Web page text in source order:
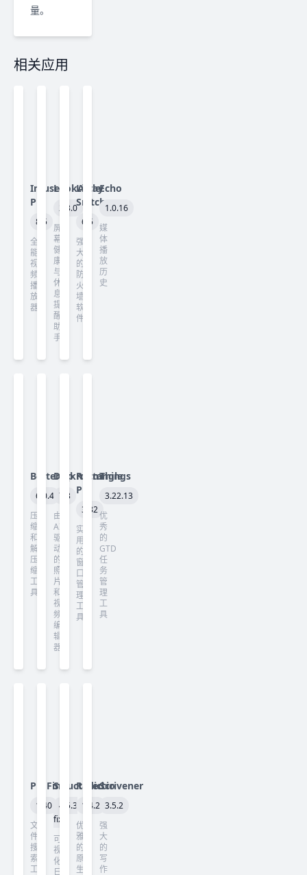
量。
相关应用
Infuse
Pro
8.5
全
能
视
频
播
放
器
LookAway
2.3.0
屏
幕
健
康
与
休
息
提
醒
助
手
Little
Snitch
6.5
强
大
的
防
火
墙
软
件
Echo
1.0.16
媒
体
播
放
历
史
Betterzip
6.0.4
压
缩
和
解
压
缩
工
具
Darkroom
7.3
由
AI
驱
动
的
照
片
和
视
频
编
辑
器
Rectangle
Pro
3.82
实
用
的
窗
口
管
理
工
具
Things
3.22.13
优
秀
的
GTD
任
务
管
理
工
具
ProFind
1.40
文
件
搜
索
工
Structured
4.5.3
fix
可
视
化
日
Radiccio
1.4.2
优
雅
的
原
生
Scrivener
3.5.2
强
大
的
写
作